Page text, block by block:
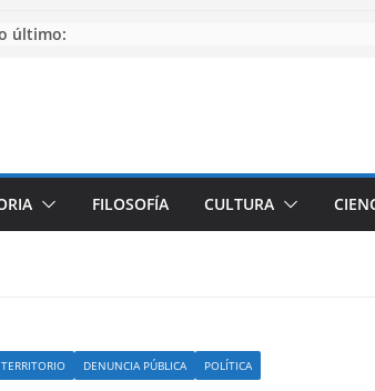
último:
FILOSOFÍA CULTURA
DENUNCIA PÚBLICA POLÍTICA